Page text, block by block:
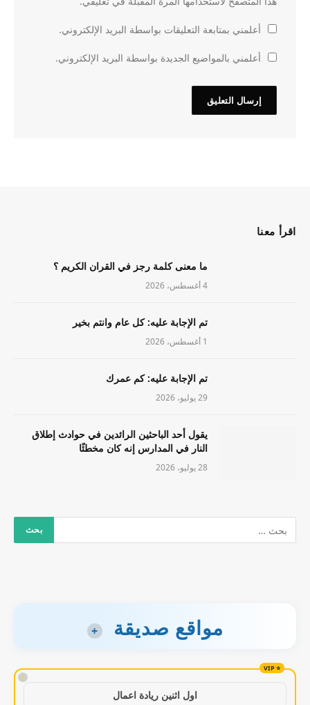
أعلمني بمتابعة التعليقات بواسطة البريد الإلكتروني.
أعلمني بالمواضيع الجديدة بواسطة البريد الإلكتروني.
اقرأ معنا
ما معنى كلمة رجز في القران الكريم ؟
4 أغسطس، 2026
تم الإجابة عليه: كل عام وانتم بخير
1 أغسطس، 2026
تم الإجابة عليه: كم عمرك
29 يوليو، 2026
يقول أحد الباحثين الرائدين في حوادث إطلاق
النار في المدارس إنه كان مخطئًا
28 يوليو، 2026
مواقع صديقة +
!
اول اثنين ريادة اعمال